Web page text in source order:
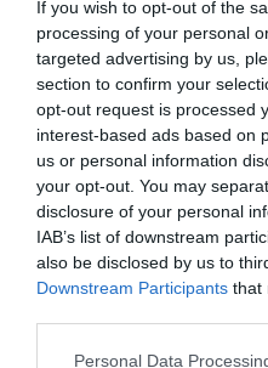
If you wish to opt-out of the
processing of your personal
targeted advertising by us,
section to confirm your
opt-out request is processed
interest-based ads based on
us or personal information
your opt-out. You may
disclosure of your personal
IAB’s list of downstream
also be disclosed by us to
Downstream Participants that
Personal Data
Ακολουθήστε το
μάθετε πρώτοι όλες τις
Δείτε όλα τατελευταία
Πολιτισμό στο
Νέοι Διαγωνισμοί❯
Tags